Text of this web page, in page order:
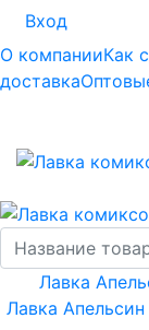
Вход
О компанииКак
доставка
Лавка
Лавка